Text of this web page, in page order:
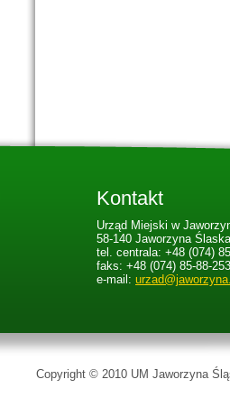
Kontakt
Urząd Miejski w
58-140 Jaworzyna
tel. centrala: +48 (074)
faks: +48 (074) 85-88-253
e-mail:
Copyright © 2010 UM Jaworzyna